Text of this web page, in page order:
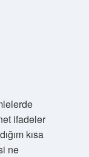
ifadeler
kısa
ne